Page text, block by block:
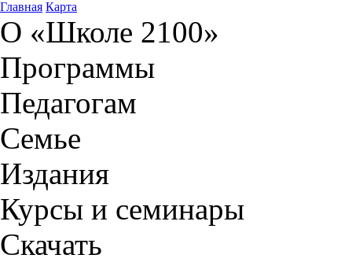
Главная Карта
О «Школе 2100»
Программы
Педагогам
Семье
Издания
Курсы и семинары
Скачать